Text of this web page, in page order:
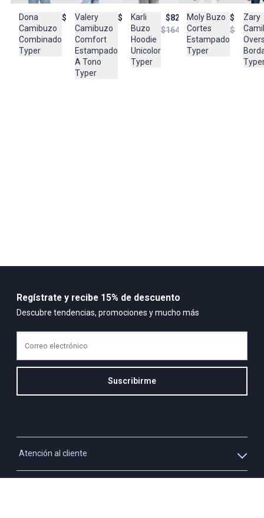
100% ALGODÓN
Dona
Camibuzo
Combinado
Typer
$179.900
Valery
Camibuzo
Comfort
Estampado
A Tono
Typer
$169.950
Karli
Buzo
Hoodie
Unicolor
Typer
$82.950
$164.950
Moly Buzo
Cortes
Estampado
Typer
Zary
Atención al cliente
Regístrate y recibe 15% de descuento
Descubre tendencias, promociones y mucho más
Correo electrónico
Suscribirme